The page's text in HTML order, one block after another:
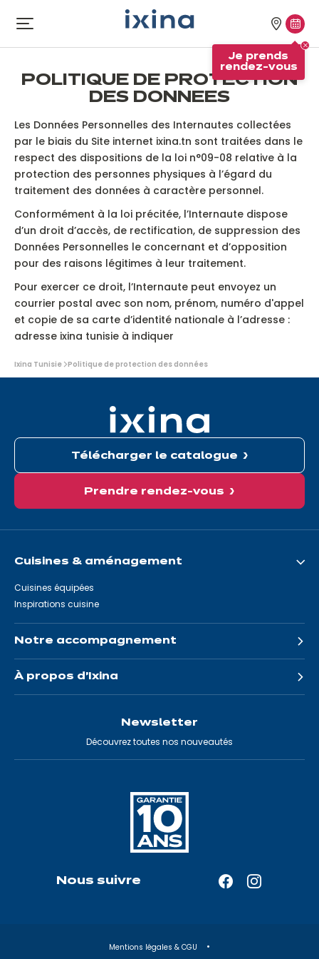
Aller au contenu principal
Ouvrir
le
NosJe
vous
Je prends
rendez-vous
POLITIQUE DE PROTECTION
DES DONNEES
Les Données Personnelles des Internautes collectées
par le biais du Site internet ixina.tn sont traitées dans le
respect des dispositions de la loi n°09-08 relative à la
protection des personnes physiques à l’égard du
traitement des données à caractère personnel.
Conformément à la loi précitée, l’Internaute dispose
d’un droit d’accès, de rectification, de suppression des
Données Personnelles le concernant et d’opposition
pour des raisons légitimes à leur traitement.
Pour exercer ce droit, l’Internaute peut envoyez un
courrier postal avec son nom, prénom, numéro d'appel
et copie de sa carte d’identité nationale à l’adresse :
adresse ixina tunisie à indiquer
Vous
êtes
Ixina Tunisie Politique de protection des données
Télécharger le catalogue
Prendre rendez-vous
Cuisines & aménagement
Cuisines équipées
Inspirations cuisine
Notre accompagnement
À propos d'Ixina
Newsletter
Découvrez toutes nos nouveautés
Nous suivre
FacebookInstagram
Mentions légales & CGU